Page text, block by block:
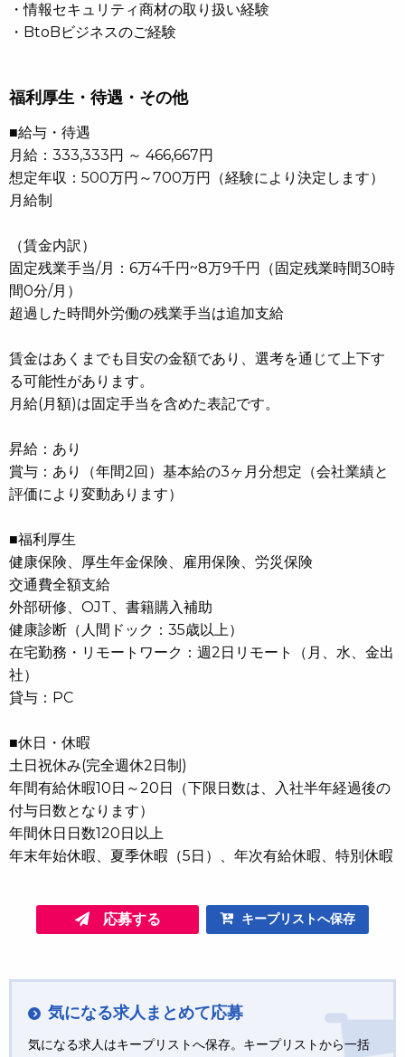
・情報セキュリティ商材の取り扱い経験
・BtoBビジネスのご経験
福利厚生・待遇・その他
■給与・待遇
月給：333,333円 ～ 466,667円
想定年収：500万円～700万円（経験により決定します）
月給制
（賃金内訳）
固定残業手当/月：6万4千円~8万9千円（固定残業時間30時
間0分/月）
超過した時間外労働の残業手当は追加支給
賃金はあくまでも目安の金額であり、選考を通じて上下す
る可能性があります。
月給(月額)は固定手当を含めた表記です。
昇給：あり
賞与：あり（年間2回）基本給の3ヶ月分想定（会社業績と
評価により変動あります）
■福利厚生
健康保険、厚生年金保険、雇用保険、労災保険
交通費全額支給
外部研修、OJT、書籍購入補助
健康診断（人間ドック：35歳以上）
在宅勤務・リモートワーク：週2日リモート（月、水、金出
社）
貸与：PC
■休日・休暇
土日祝休み(完全週休2日制)
年間有給休暇10日～20日（下限日数は、入社半年経過後の
付与日数となります）
年間休日日数120日以上
年末年始休暇、夏季休暇（5日）、年次有給休暇、特別休暇
応募する キープリストへ保存
気になる求人まとめて応募
気になる求人はキープリストへ保存。キープリストから一括